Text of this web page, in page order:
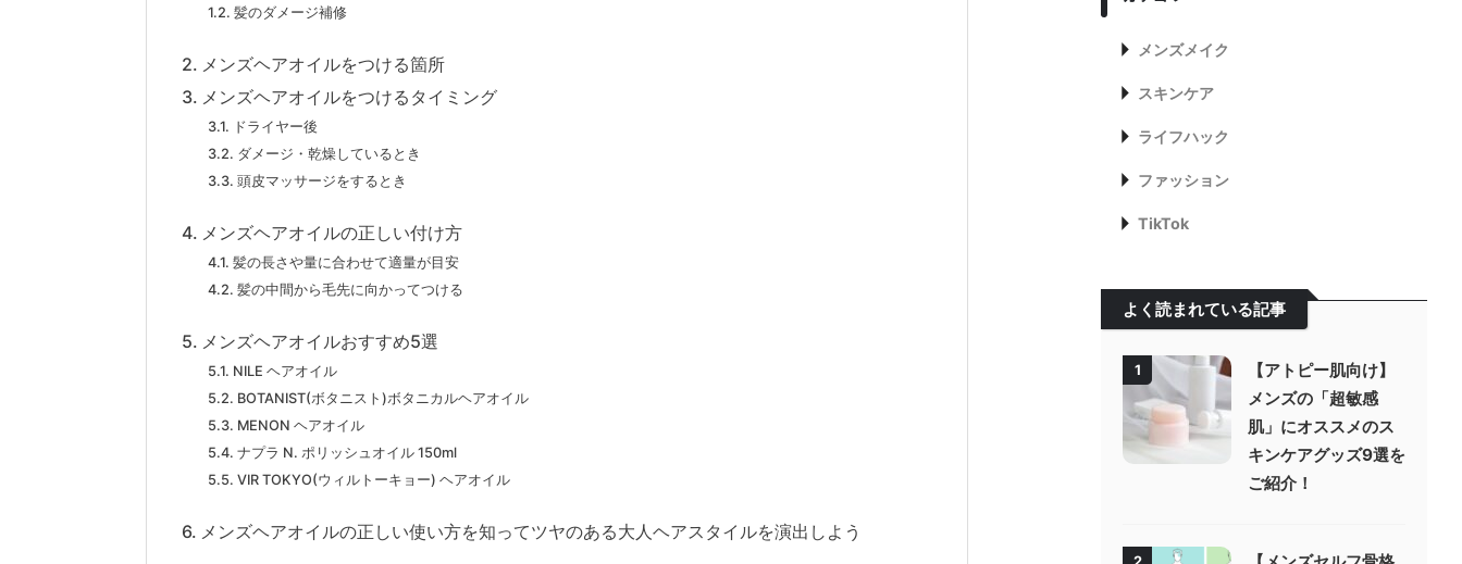
髪のダメージ補修
メンズヘアオイルをつける箇所
メンズヘアオイルをつけるタイミング
ドライヤー後
ダメージ・乾燥しているとき
頭皮マッサージをするとき
メンズヘアオイルの正しい付け方
髪の長さや量に合わせて適量が目安
髪の中間から毛先に向かってつける
メンズヘアオイルおすすめ5選
NILE ヘアオイル
BOTANIST(ボタニスト)ボタニカルヘアオイル
MENON ヘアオイル
ナプラ N. ポリッシュオイル 150ml
VIR TOKYO(ウィルトーキョー) ヘアオイル
メンズヘアオイルの正しい使い方を知ってツヤのある大人ヘアスタイルを演出しよう
メンズメイク
スキンケア
ライフハック
ファッション
TikTok
よく読まれている記事
1
【アトピー肌向け】
メンズの「超敏感
肌」にオススメのス
キンケアグッズ9選を
ご紹介！